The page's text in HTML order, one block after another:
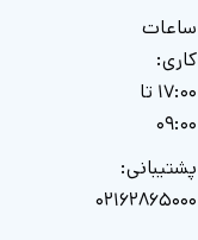
ساعات
کاری:
۱۷:۰۰ تا
۰۹:۰۰
پشتیبانی:
۰۲۱۶۲۸۶۵۰۰۰